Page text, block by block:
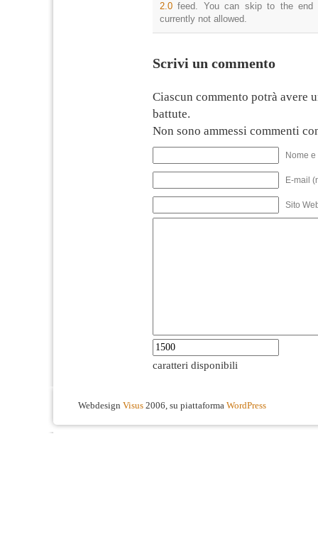
2.0 feed. You can skip to the end
currently not allowed.
Scrivi un commento
Ciascun commento potrà avere
battute.
Non sono ammessi commenti
Nome
E-mail
Sito
caratteri disponibili
Webdesign Visus 2006, su piattaforma WordPress